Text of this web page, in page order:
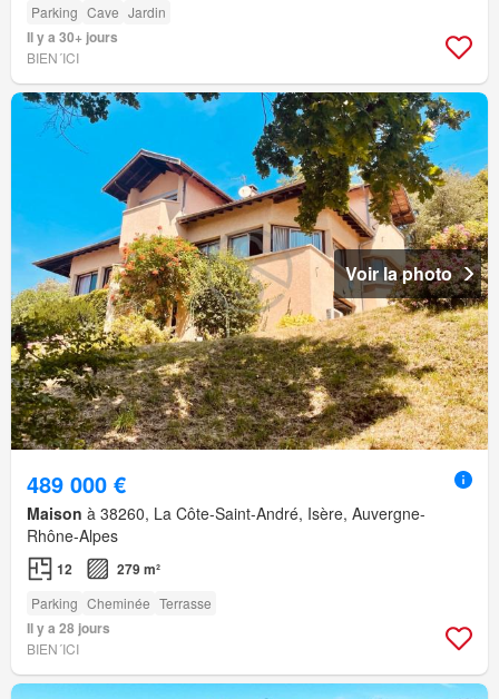
Parking Cave Jardin
Il y a 30+ jours
BIEN´ICI
Voir la photo
489 000 €
Maison à 38260, La Côte-Saint-André, Isère, Auvergne-
Rhône-Alpes
12 279 m²
Parking Cheminée Terrasse
Il y a 28 jours
BIEN´ICI